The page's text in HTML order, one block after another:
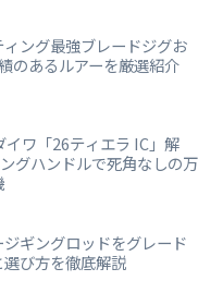
ング最強ブレードジグお
のあるルアーを厳選紹介
イワ「26ティエラ IC」解
グハンドルで死角なしの万
ギングロッドをグレード
び方を徹底解説